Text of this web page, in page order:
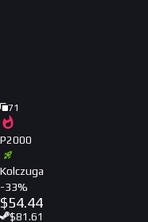
71
P2000
Kolczuga
-33%
$54.44
$81.61